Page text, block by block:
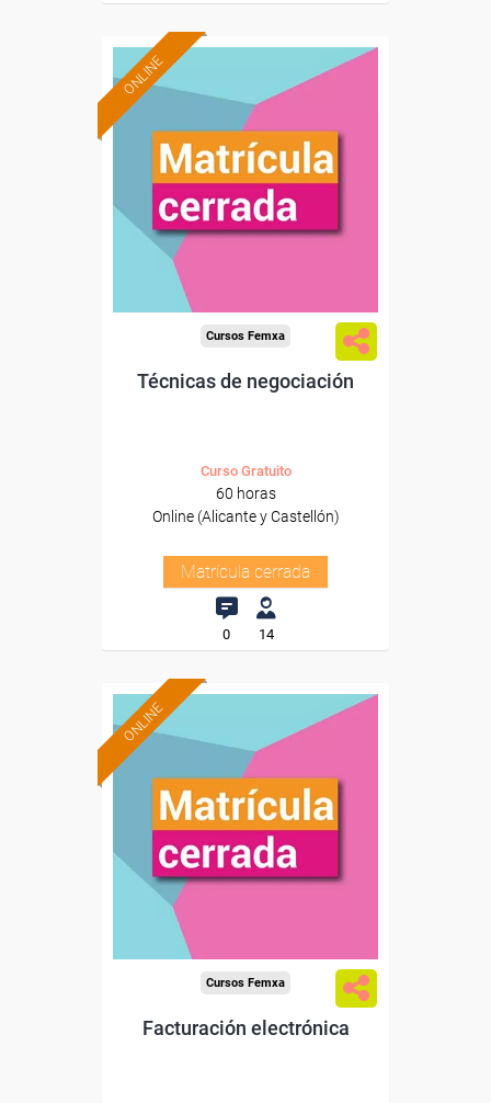
ONLINE
Cursos Femxa
Técnicas de negociación
Curso Gratuito
60 horas
Online (Alicante y Castellón)
Matrícula cerrada
0 14
ONLINE
Cursos Femxa
Facturación electrónica